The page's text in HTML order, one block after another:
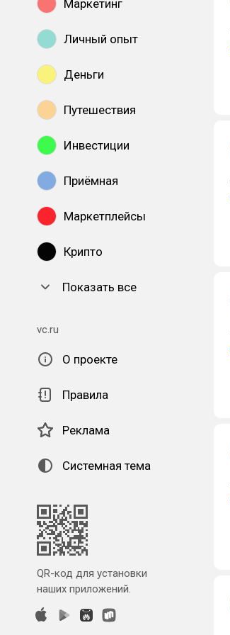
Маркетинг
Личный опыт
Деньги
Путешествия
Инвестиции
Приёмная
Маркетплейсы
Крипто
Показать все
vc.ru
О проекте
Правила
Реклама
Системная тема
QR-код для установки
наших приложений.